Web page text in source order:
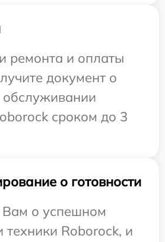
ремонта и оплаты
документ о
сроком до 3
о готовности
о успешном
техники Roborock, и